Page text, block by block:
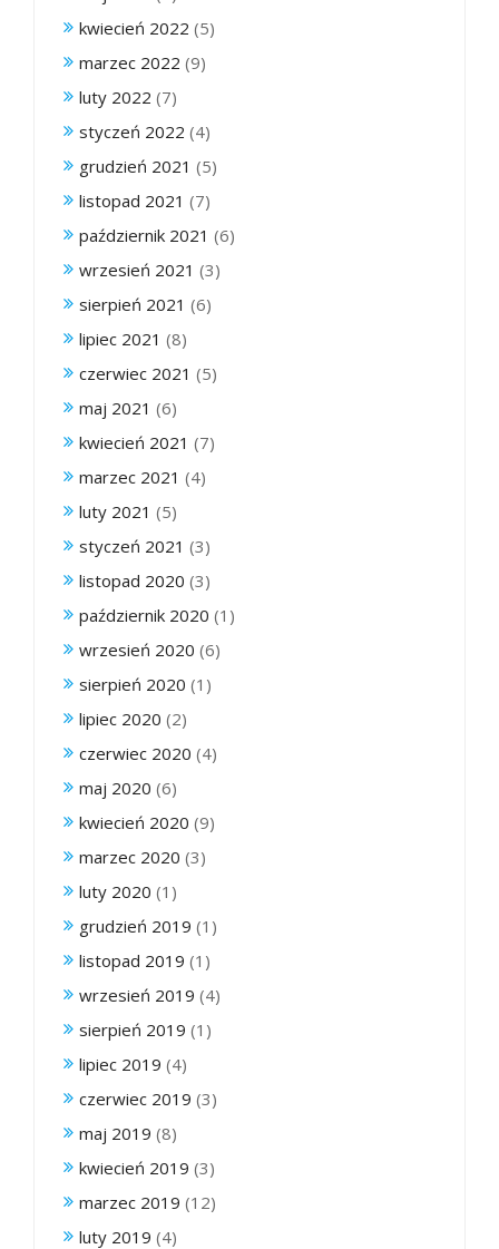
kwiecień 2022 (5)
marzec 2022 (9)
luty 2022 (7)
styczeń 2022 (4)
grudzień 2021 (5)
listopad 2021 (7)
październik 2021 (6)
wrzesień 2021 (3)
sierpień 2021 (6)
lipiec 2021 (8)
czerwiec 2021 (5)
maj 2021 (6)
kwiecień 2021 (7)
marzec 2021 (4)
luty 2021 (5)
styczeń 2021 (3)
listopad 2020 (3)
październik 2020 (1)
wrzesień 2020 (6)
sierpień 2020 (1)
lipiec 2020 (2)
czerwiec 2020 (4)
maj 2020 (6)
kwiecień 2020 (9)
marzec 2020 (3)
luty 2020 (1)
grudzień 2019 (1)
listopad 2019 (1)
wrzesień 2019 (4)
sierpień 2019 (1)
lipiec 2019 (4)
czerwiec 2019 (3)
maj 2019 (8)
kwiecień 2019 (3)
marzec 2019 (12)
luty 2019 (4)